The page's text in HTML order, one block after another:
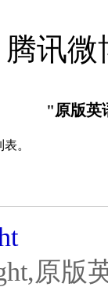
腾讯微
"原版英
。
原版